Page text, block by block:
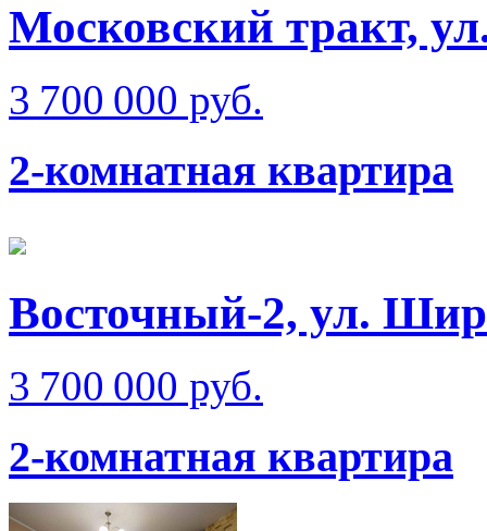
Московский тракт,
3 700 000 руб.
2-комнатная квартира
Восточный-2, ул.
3 700 000 руб.
2-комнатная квартира